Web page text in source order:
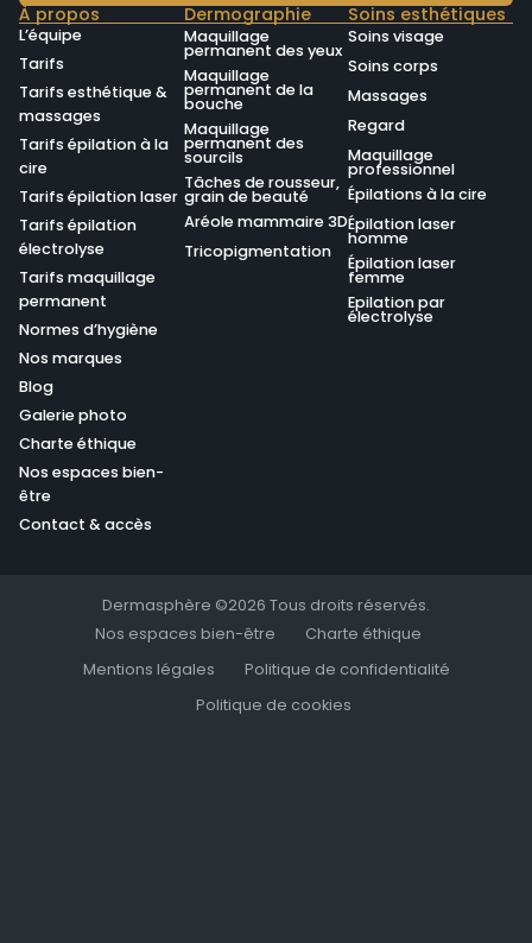
À propos
L’équipe
Tarifs
Tarifs esthétique &
massages
Tarifs épilation à la
cire
Tarifs épilation laser
Tarifs épilation
électrolyse
Tarifs maquillage
permanent
Normes d’hygiène
Nos marques
Blog
Galerie photo
Charte éthique
Nos espaces bien-
être
Contact & accès
Dermographie
Maquillage
permanent des yeux
Maquillage
permanent de la
bouche
Maquillage
permanent des
sourcils
Tâches de rousseur,
grain de beauté
Aréole mammaire 3D
Tricopigmentation
Soins esthétiques
Soins visage
Soins corps
Massages
Regard
Maquillage
professionnel
Épilations à la cire
Épilation laser
homme
Épilation laser
femme
Epilation par
électrolyse
Dermasphère ©2026 Tous droits réservés.
Nos espaces bien-être
Charte éthique
Mentions légales
Politique de confidentialité
Politique de cookies